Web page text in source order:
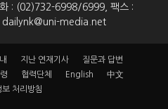
: (02)732-6998/6999, 팩스 :
dailynk@uni-media.net
지난 연재기사
질문과 답변
협력단체 English
中文
보 처리방침